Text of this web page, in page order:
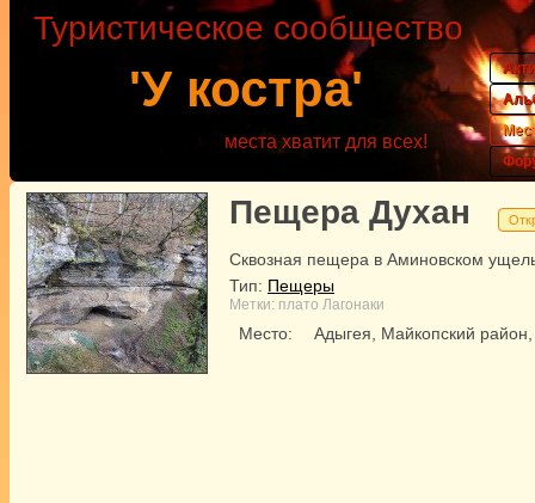
'У костра'
Туристическое сообщество
места хватит для всех!
Пещера Духан
Сквозная пещера в Аминовском
Тип: Пещеры
Метки: плато Лагонаки
Место: Адыгея, Майкопский